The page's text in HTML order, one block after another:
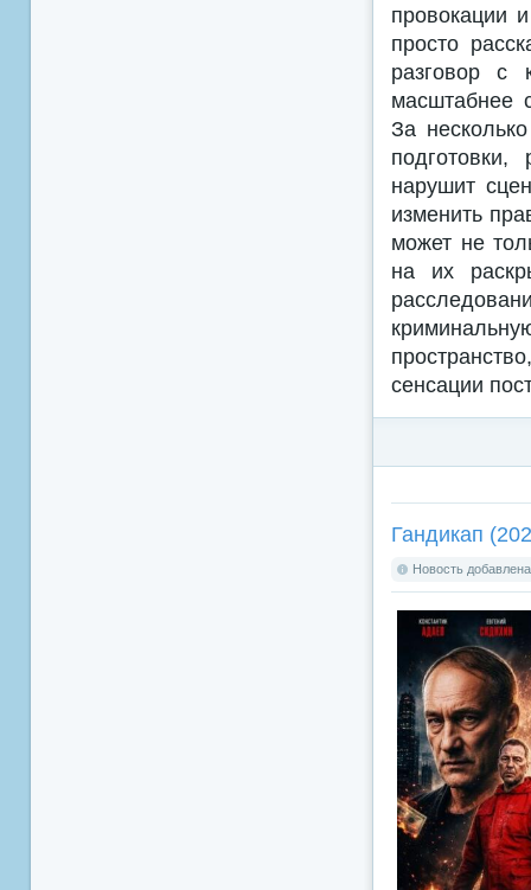
провокации
просто
разговор с
масштабнее
За
нарушит
изменить
может не
на их
сенсации
Гандикап
Новость